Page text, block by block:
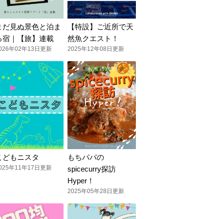
だ見ぬ景色と泊ま
宿｜【旅】連載
年02年13日更新
【特設】ご近所で天
然魚クエスト！
2025年12年08日更新
どもニスタ
年11年17日更新
もちパパの
spicecurry探訪
Hyper！
2025年05年28日更新